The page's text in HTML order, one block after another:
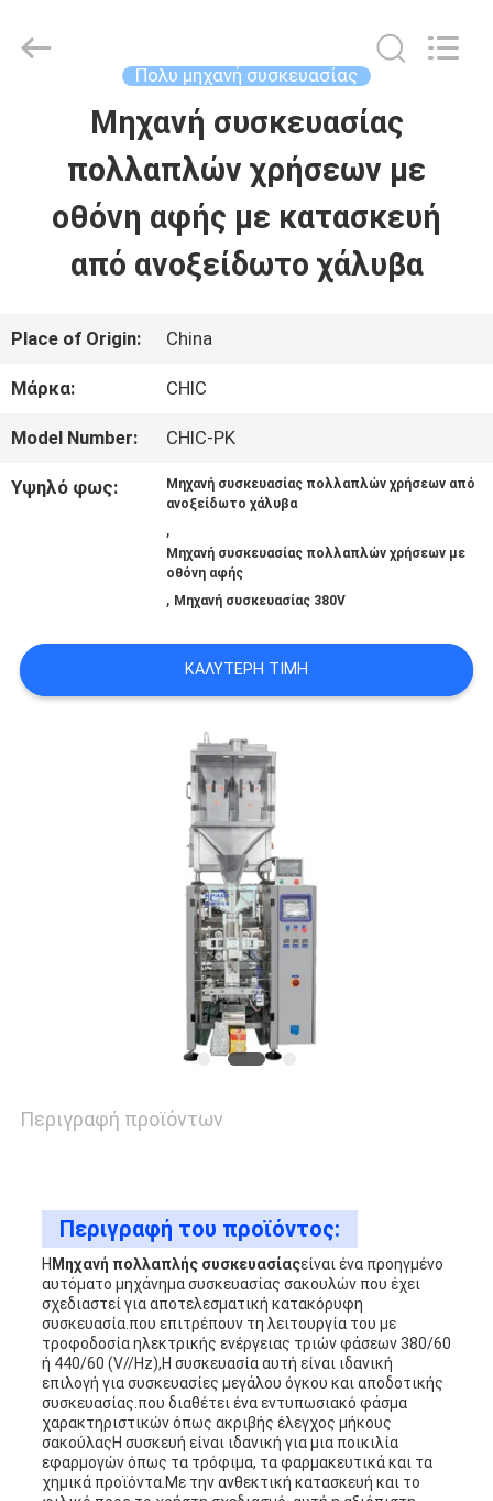
ΠΡΟΪΌΝΤΑ
ΣΧΕΤΙΚΆ
ΜΕ
ΕΜΆΣ
ΣΤΟ
ΕΡΓΟΣΤΆΣΙΟ
ΠΟΙΌΤΗΤΑΣ
ΕΠΙΚΟΙΝΩΝΉΣΤΕ
ΠΡΟΣΦΟΡΆ
SITEMAP
PRIVACY
POLICY
Chic
Machinery
Πολυ μηχανή συσκευασίας
Μηχανή συσκευασίας
πολλαπλών χρήσεων με
οθόνη αφής με κατασκευή
από ανοξείδωτο χάλυβα
Place of Origin: China
Μάρκα: CHIC
Model Number: CHIC-PK
Υψηλό φως:
Μηχανή συσκευασίας πολλαπλών χρήσεων από
ανοξείδωτο χάλυβα
,
Μηχανή συσκευασίας πολλαπλών χρήσεων με
οθόνη αφής
, Μηχανή συσκευασίας 380V
ΚΑΛΎΤΕΡΗ ΤΙΜΉ
Περιγραφή προϊόντων
Περιγραφή του προϊόντος:
Η Μηχανή πολλαπλής συσκευασίαςείναι ένα προηγμένο
αυτόματο μηχάνημα συσκευασίας σακουλών που έχει
σχεδιαστεί για αποτελεσματική κατακόρυφη
συσκευασία.που επιτρέπουν τη λειτουργία του με
τροφοδοσία ηλεκτρικής ενέργειας τριών φάσεων 380/60
ή 440/60 (V//Hz),Η συσκευασία αυτή είναι ιδανική
επιλογή για συσκευασίες μεγάλου όγκου και αποδοτικής
συσκευασίας.που διαθέτει ένα εντυπωσιακό φάσμα
χαρακτηριστικών όπως ακριβής έλεγχος μήκους
σακούλαςΗ συσκευή είναι ιδανική για μια ποικιλία
εφαρμογών όπως τα τρόφιμα, τα φαρμακευτικά και τα
χημικά προϊόντα.Με την ανθεκτική κατασκευή και το